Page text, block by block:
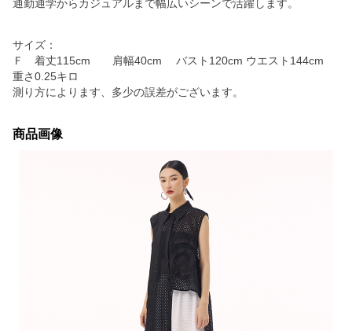
通勤通学からカジュアルまで幅広いシーンで活躍します。
サイズ：
Ｆ 着丈115cm 肩幅40cm バスト120cm ウエスト144cm
重さ0.25キロ
測り方によります、多少の誤差がございます。
商品画像